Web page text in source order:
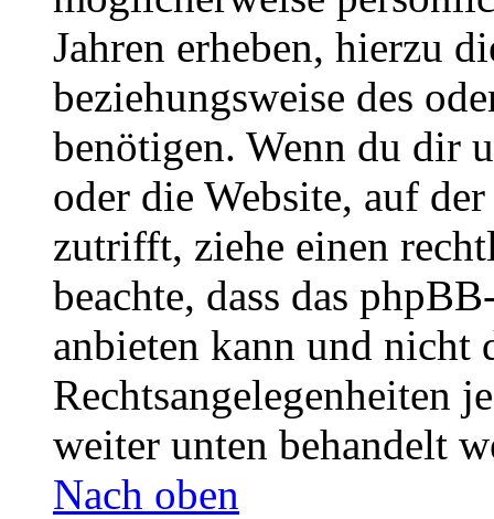
Jahren erheben, hierzu
beziehungsweise des
benötigen. Wenn du dir
oder die Website, auf
zutrifft, ziehe einen
beachte, dass das
anbieten kann und nicht
Rechtsangelegenheiten
weiter unten behandelt
Nach oben